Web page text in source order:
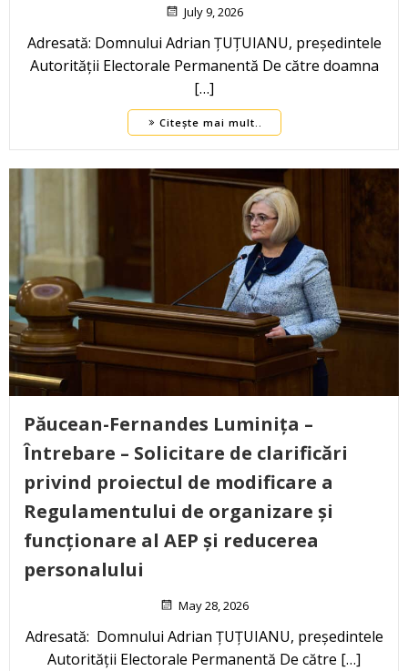
July 9, 2026
Adresată: Domnului Adrian ȚUȚUIANU, președintele
Autorității Electorale Permanentă De către doamna
[…]
Citește mai mult..
Păucean-Fernandes Luminița –
Întrebare – Solicitare de clarificări
privind proiectul de modificare a
Regulamentului de organizare și
funcționare al AEP și reducerea
personalului
May 28, 2026
Adresată: Domnului Adrian ȚUȚUIANU, președintele
Autorității Electorale Permanentă De către […]